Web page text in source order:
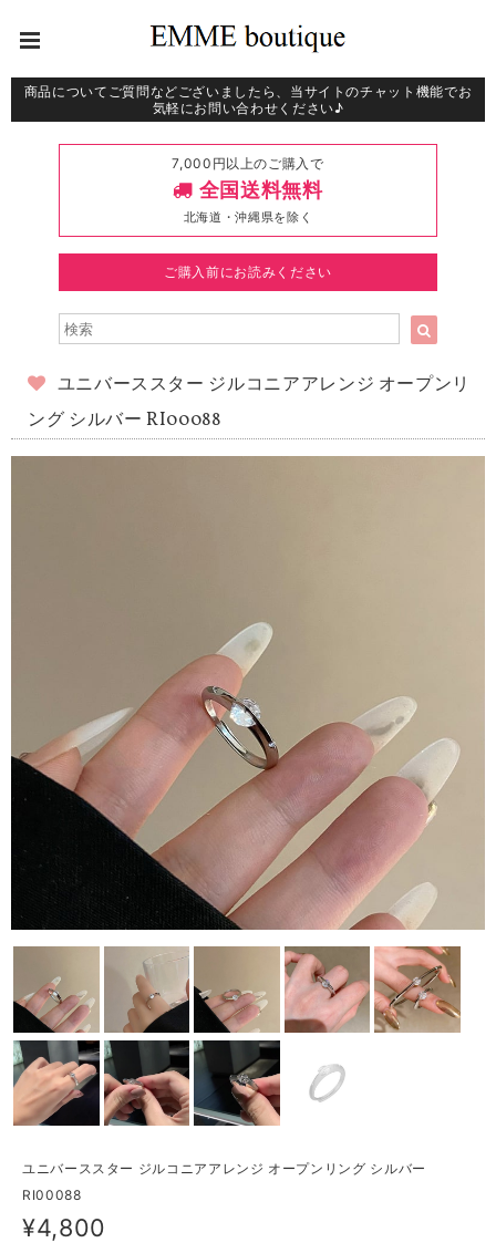
商品についてご質問などございましたら、当サイトのチャット機能でお
気軽にお問い合わせください♪
7,000円以上のご購入で
全国送料無料
北海道・沖縄県を除く
ご購入前にお読みください
ユニバーススター ジルコニアアレンジ オープンリ
ング シルバー RI00088
ユニバーススター ジルコニアアレンジ オープンリング シルバー
RI00088
¥4,800